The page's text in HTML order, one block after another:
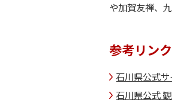
や加賀友禅、
参考リンク
石川県公式サ
石川県公式